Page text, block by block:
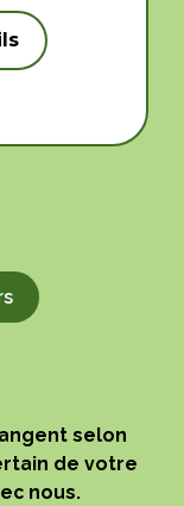
selon
de votre
nous.